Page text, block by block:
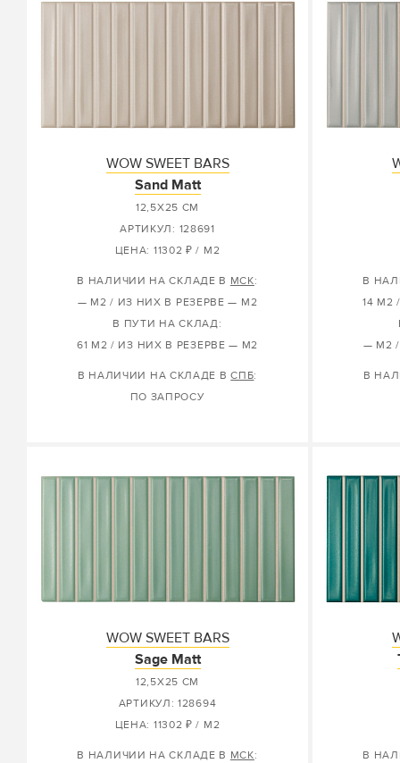
WOW SWEET BARS
Sand Matt
12,5X25 СМ
АРТИКУЛ: 128691
ЦЕНА: 11302 ₽ / М2
В НАЛИЧИИ НА СКЛАДЕ В МСК:
— М2 / ИЗ НИХ В РЕЗЕРВЕ — М2
В ПУТИ НА СКЛАД:
61 М2 / ИЗ НИХ В РЕЗЕРВЕ — М2
В НАЛИЧИИ НА СКЛАДЕ ВСПБ:
ПО ЗАПРОСУ
В
14 М2
— М2
В
WOW SWEET BARS
Sage Matt
12,5X25 СМ
АРТИКУЛ: 128694
ЦЕНА: 11302 ₽ / М2
В НАЛИЧИИ НА СКЛАДЕ В МСК:
В